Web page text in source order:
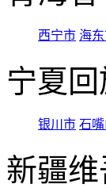
西宁市 海
宁夏
银川市 石
新疆